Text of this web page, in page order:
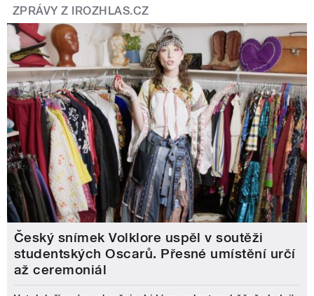
ZPRÁVY Z IROZHLAS.CZ
Český snímek Volklore uspěl v soutěži
studentských Oscarů. Přesné umístění určí
až ceremoniál